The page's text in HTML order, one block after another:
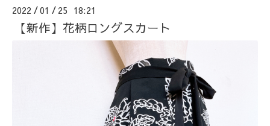
2022 /01 / 25 18:21
【新作】花柄ロングスカート